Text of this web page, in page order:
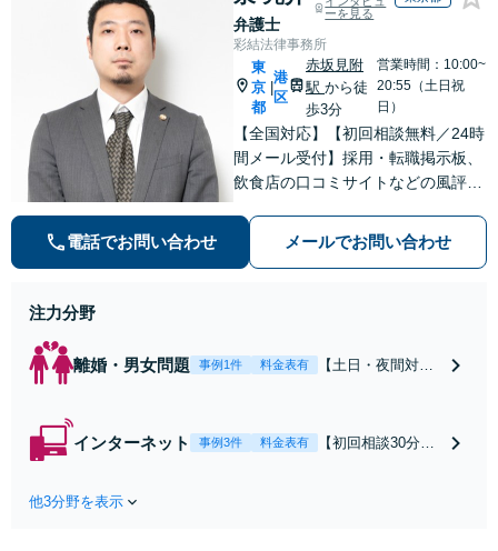
弁護士
ーを見る
彩結法律事務所
東
京
都
港
区
赤坂見附
駅 から徒
歩3分
営業時間：10:00~
20:55（土日祝
日）
【全国対応】【初回相談無料／24時
間メール受付】採用・転職掲示板、
飲食店の口コミサイトなどの風評被
の種類を問わず相談可。可能な限り
早期対応で駆けつけサポート【労
電話でお問い合わせ メールでお問い合わせ
注力分野
離婚・男女問題 事例1件 料金表有
【土日・夜間対応
れたら、サインす
インターネット 事例3件 料金表有
【初回相談30分無
他3分野を表示